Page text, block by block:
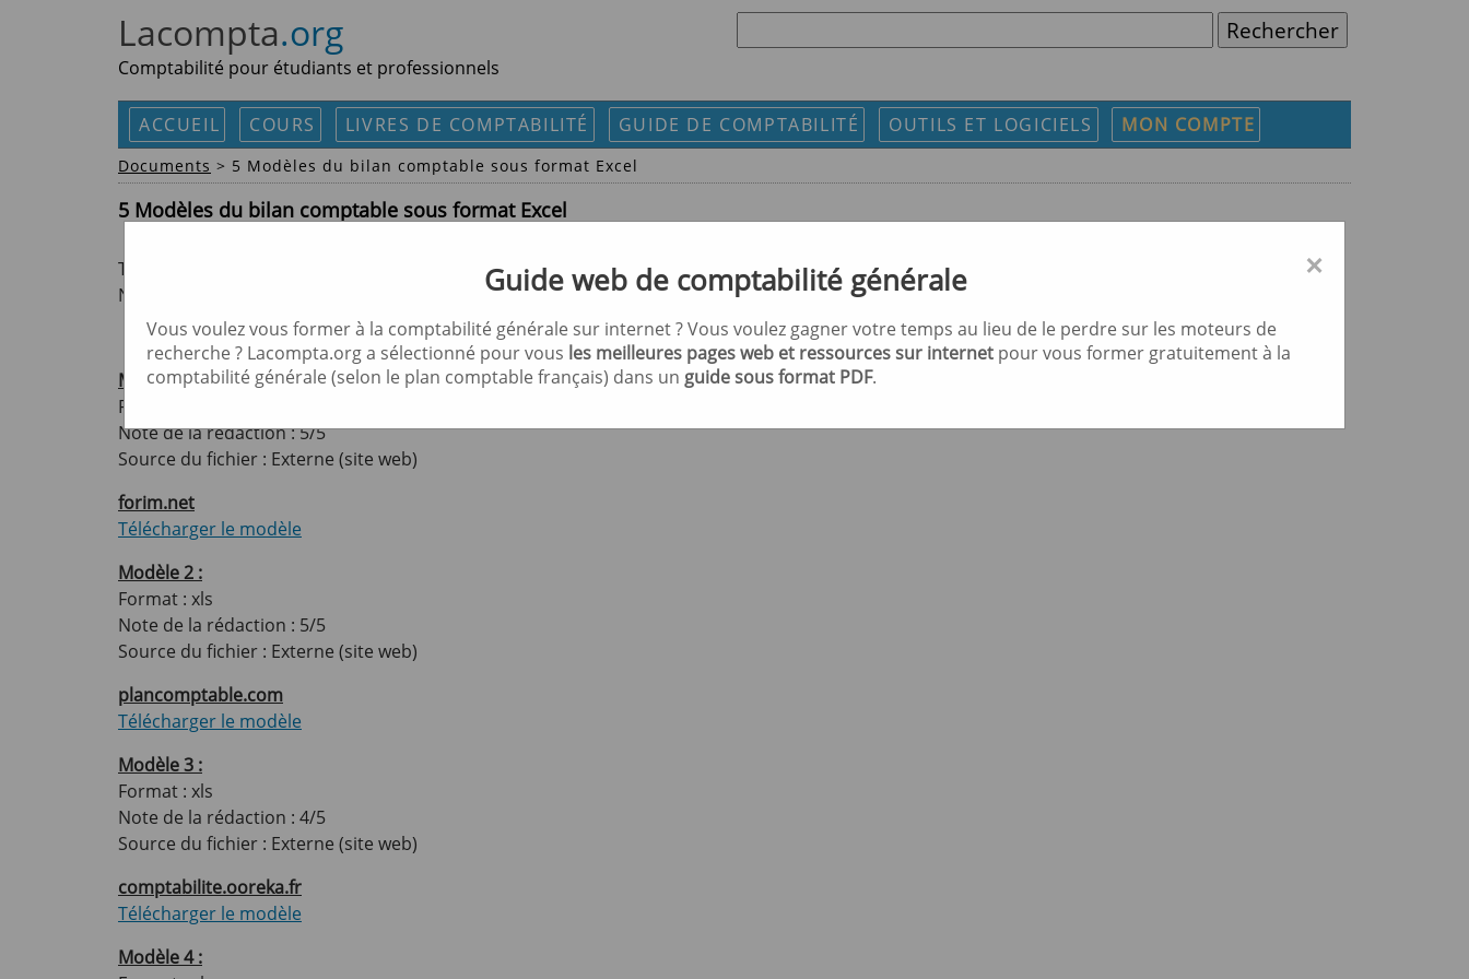
Lacompta.org
Comptabilité pour étudiants et professionnels
ACCUEIL COURS LIVRES DE COMPTABILITÉ GUIDE DE COMPTABILITÉ OUTILS ET LOGICIELS MON COMPTE
Documents > 5 Modèles du bilan comptable sous format Excel
5 Modèles du bilan comptable sous format Excel
Type des modèles : Modèles sous format Excel pour vous aider à établir votre bilan comptable.
Nombre de modèles : cinq modèles (4 xls et 1 xlsx).
Modèle 1 :
Format : xls
Note de la rédaction : 5/5
Source du fichier : Externe (site web)
forim.net
Télécharger le modèle
Modèle 2 :
Format : xls
Note de la rédaction : 5/5
Source du fichier : Externe (site web)
plancomptable.com
Télécharger le modèle
Modèle 3 :
Format : xls
Note de la rédaction : 4/5
Source du fichier : Externe (site web)
comptabilite.ooreka.fr
Télécharger le modèle
Modèle 4 :
×
Guide web de comptabilité générale
Vous voulez vous former à la comptabilité générale sur internet ? Vous voulez gagner votre temps au lieu de le perdre sur les moteurs de
recherche ? Lacompta.org a sélectionné pour vous les meilleures pages web et ressources sur internet pour vous former gratuitement à la
comptabilité générale (selon le plan comptable français) dans un guide sous format PDF.